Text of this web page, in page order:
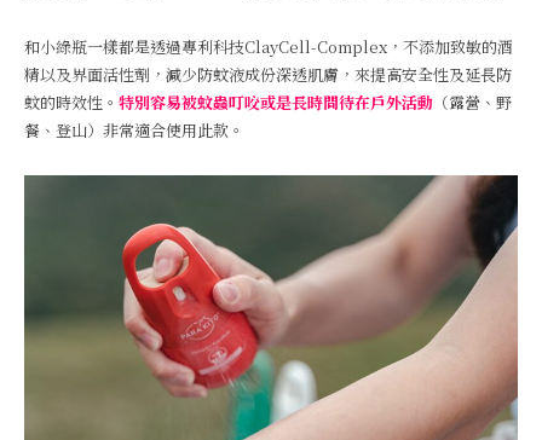
和小綠瓶一樣都是透過專利科技ClayCell-Complex，不添加致敏的酒
精以及界面活性劑，減少防蚊液成份深透肌膚，來提高安全性及延長防
蚊的時效性。 特別容易被蚊蟲叮咬或是長時間待在戶外活動 （露營、野
餐、登山）非常適合使用此款。